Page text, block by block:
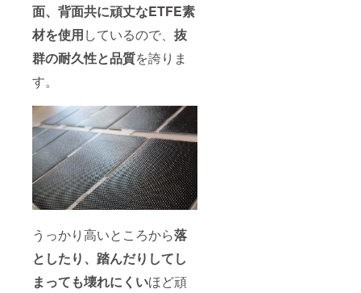
面、背面共に頑丈なETFE素
材を使用しているので、 抜
群の耐久性と品質を誇りま
す。
うっかり高いところから落
としたり、踏んだりしてし
まっても壊れにくいほど頑